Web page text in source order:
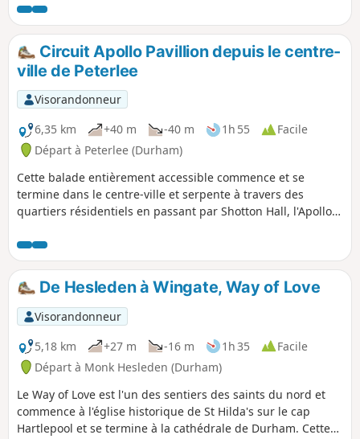
campagne ouverte, bois anciens, côte
nord-est, vallon calcaire magnésien avec
ses affleurements rocheux, une rivière
sinueuse et des gorges escarpées. La
faune et la flore sont très riches ; si vous
restez silencieux, vous apercevrez peut-
être des écureuils et/ou des cerfs. Le
circuit commence et se termine près du
Castle Eden Inn, réputé pour sa bonne
bière et sa cuisine savoureuse.
Circuit Apollo Pavillion depuis le centre-
ville de Peterlee
Visorandonneur
6,35 km
+40 m -40 m 1h 55
Facile
Départ à Peterlee (Durham)
Cette balade entièrement accessible commence et se
termine dans le centre-ville et serpente à travers des
quartiers résidentiels en passant par Shotton Hall, l'Apollo
De Hesleden à Wingate, Way of Love
Visorandonneur
5,18 km
+27 m -16 m 1h 35
Facile
Départ à Monk Hesleden (Durham)
Le Way of Love est l'un des sentiers des saints du nord et
commence à l'église historique de St Hilda's sur le cap
Hartlepool et se termine à la cathédrale de Durham. Cette